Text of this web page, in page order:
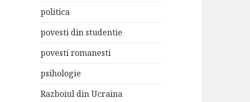
politica
povesti din studentie
povesti romanesti
psihologie
Razboiul din Ucraina